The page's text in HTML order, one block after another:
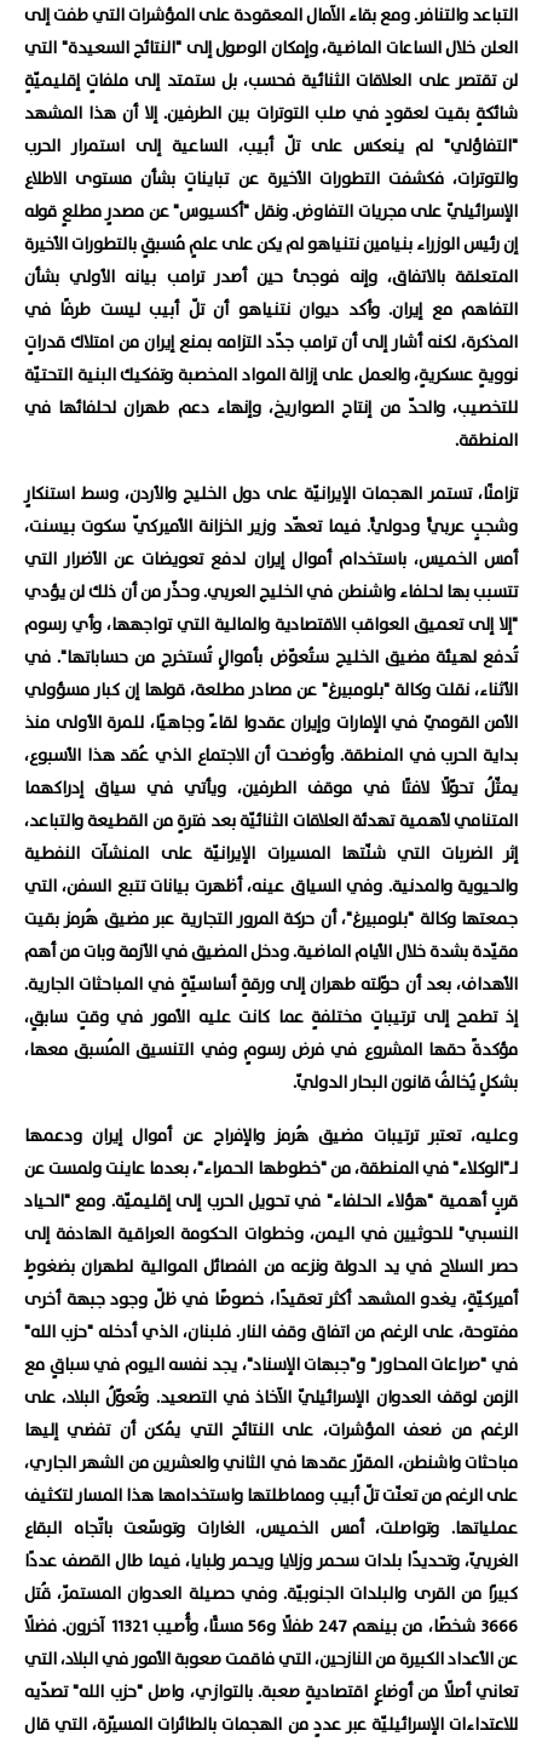
التباعد والتنافر. ومع بقاء الآمال المعقودة على المؤشرات التي طفت إلى
العلن خلال الساعات الماضية، وإمكان الوصول إلى "النتائج السعيدة" التي
لن تقتصر على العلاقات الثنائية فحسب، بل ستمتد إلى ملفاتٍ إقليميّةٍ
شائكةٍ بقيت لعقودٍ في صلب التوترات بين الطرفين. إلا أن هذا المشهد
"التفاؤلي" لم ينعكس على تلّ أبيب، الساعية إلى استمرار الحرب
والتوترات، فكشفت التطورات الأخيرة عن تبايناتٍ بشأن مستوى الاطلاع
الإسرائيليّ على مجريات التفاوض. ونقل "أكسيوس" عن مصدرٍ مطلعٍ قوله
إن رئيس الوزراء بنيامين نتنياهو لم يكن على علمٍ مُسبقٍ بالتطورات الأخيرة
المتعلقة بالاتفاق، وإنه فوجئ حين أصدر ترامب بيانه الأولي بشأن
التفاهم مع إيران. وأكد ديوان نتنياهو أن تلّ أبيب ليست طرفًا في
المذكرة، لكنه أشار إلى أن ترامب جدّد التزامه بمنع إيران من امتلاك قدراتٍ
نوويةٍ عسكريةٍ، والعمل على إزالة المواد المخصبة وتفكيك البنية التحتيّة
للتخصيب، والحدّ من إنتاج الصواريخ، وإنهاء دعم طهران لحلفائها في
المنطقة.
تزامنًا، تستمر الهجمات الإيرانيّة على دول الخليج والأردن، وسط استنكارٍ
وشجبٍ عربيٍّ ودوليٍّ. فيما تعهّد وزير الخزانة الأميركيّ سكوت بيسنت،
أمس الخميس، باستخدام أموال إيران لدفع تعويضات عن الأضرار التي
تتسبب بها لحلفاء واشنطن في الخليج العربي. وحذّر من أن ذلك لن يؤدي
"إلا إلى تعميق العواقب الاقتصادية والمالية التي تواجهها، وأي رسوم
تُدفع لهيئة مضيق الخليج ستُعوّض بأموالٍ تُستخرج من حساباتها". في
الأثناء، نقلت وكالة "بلومبيرغ" عن مصادر مطلعة، قولها إن كبار مسؤولي
الأمن القوميّ في الإمارات وإيران عقدوا لقاءً وجاهيًا، للمرة الأولى منذ
بداية الحرب في المنطقة. وأوضحت أن الاجتماع الذي عُقد هذا الأسبوع،
يمثّلُ تحوّلًا لافتًا في موقف الطرفين، ويأتي في سياق إدراكهما
المتنامي لأهمية تهدئة العلاقات الثنائيّة بعد فترةٍ من القطيعة والتباعد،
إثر الضربات التي شنّتها المسيرات الإيرانيّة على المنشآت النفطية
والحيوية والمدنية. وفي السياق عينه، أظهرت بيانات تتبع السفن، التي
جمعتها وكالة "بلومبيرغ"، أن حركة المرور التجارية عبر مضيق هُرمز بقيت
مقيّدة بشدة خلال الأيام الماضية. ودخل المضيق في الأزمة وبات من أهم
الأهداف، بعد أن حوّلته طهران إلى ورقةٍ أساسيّةٍ في المباحثات الجارية.
إذ تطمح إلى ترتيباتٍ مختلفةٍ عما كانت عليه الأمور في وقتٍ سابقٍ،
مؤكدةً حقها المشروع في فرض رسومٍ وفي التنسيق المُسبق معها،
بشكلٍ يُخالفُ قانون البحار الدوليّ.
وعليه، تعتبر ترتيبات مضيق هُرمز والإفراج عن أموال إيران ودعمها
لـ"الوكلاء" في المنطقة، من "خطوطها الحمراء"، بعدما عاينت ولمست عن
قربٍ أهمية "هؤلاء الحلفاء" في تحويل الحرب إلى إقليميّة. ومع "الحياد
النسبي" للحوثيين في اليمن، وخطوات الحكومة العراقية الهادفة إلى
حصر السلاح في يد الدولة ونزعه من الفصائل الموالية لطهران بضغوطٍ
أميركيّةٍ، يغدو المشهد أكثر تعقيدًا، خصوصًا في ظلّ وجود جبهة أخرى
مفتوحة، على الرغم من اتفاق وقف النار. فلبنان، الذي أدخله "حزب الله"
في "صراعات المحاور" و"جبهات الإسناد"، يجد نفسه اليوم في سباقٍ مع
الزمن لوقف العدوان الإسرائيليّ الآخاذ في التصعيد. وتُعوّلُ البلاد، على
الرغم من ضعف المؤشرات، على النتائج التي يُمكن أن تفضي إليها
مباحثات واشنطن، المقرّر عقدها في الثاني والعشرين من الشهر الجاري،
على الرغم من تعنّت تلّ أبيب ومماطلتها واستخدامها هذا المسار لتكثيف
عملياتها. وتواصلت، أمس الخميس، الغارات وتوسّعت باتّجاه البقاع
الغربيّ، وتحديدًا بلدات سحمر وزلايا ويحمر ولبايا، فيما طال القصف عددًا
كبيرًا من القرى والبلدات الجنوبيّة. وفي حصيلة العدوان المستمرّ، قُتل
3666 شخصًا، من بينهم 247 طفلًا و56 مسنًّا، وأُصيب 11321 آخرون. فضلًا
عن الأعداد الكبيرة من النازحين، التي فاقمت صعوبة الأمور في البلاد، التي
تعاني أصلًا من أوضاعٍ اقتصاديةٍ صعبة. بالتوازي، واصل "حزب الله" تصدّيه
للاعتداءات الإسرائيليّة عبر عددٍ من الهجمات بالطائرات المسيّرة، التي قال